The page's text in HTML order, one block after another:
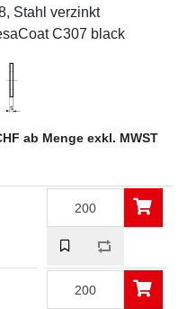
Stahl verzinkt
C307 black
ab Menge exkl. MWST